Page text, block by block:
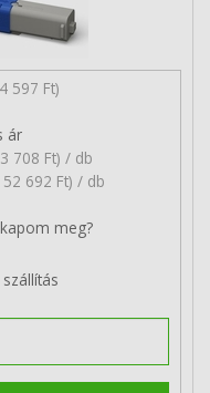
597 Ft)
ár
708 Ft) / db
692 Ft) / db
meg?